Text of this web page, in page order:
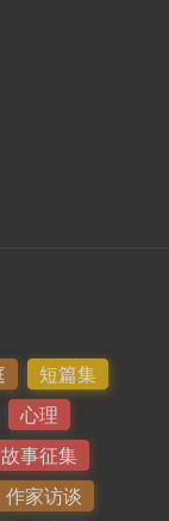
短篇集
心理
故事征集
作家访谈